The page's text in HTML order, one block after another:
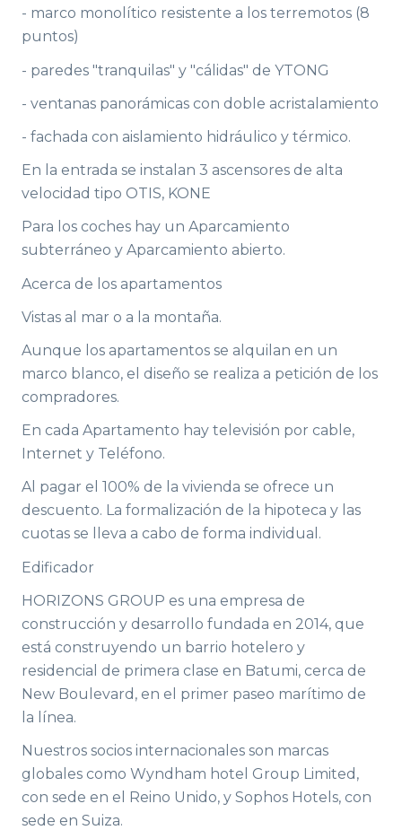
- marco monolítico resistente a los terremotos (8
puntos)
- paredes "tranquilas" y "cálidas" de YTONG
- ventanas panorámicas con doble acristalamiento
- fachada con aislamiento hidráulico y térmico.
En la entrada se instalan 3 ascensores de alta
velocidad tipo OTIS, KONE
Para los coches hay un Aparcamiento
subterráneo y Aparcamiento abierto.
Acerca de los apartamentos
Vistas al mar o a la montaña.
Aunque los apartamentos se alquilan en un
marco blanco, el diseño se realiza a petición de los
compradores.
En cada Apartamento hay televisión por cable,
Internet y Teléfono.
Al pagar el 100% de la vivienda se ofrece un
descuento. La formalización de la hipoteca y las
cuotas se lleva a cabo de forma individual.
Edificador
HORIZONS GROUP es una empresa de
construcción y desarrollo fundada en 2014, que
está construyendo un barrio hotelero y
residencial de primera clase en Batumi, cerca de
New Boulevard, en el primer paseo marítimo de
la línea.
Nuestros socios internacionales son marcas
globales como Wyndham hotel Group Limited,
con sede en el Reino Unido, y Sophos Hotels, con
sede en Suiza.